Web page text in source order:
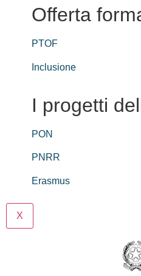
Offerta
PTOF
Inclusione
I progetti
PON
PNRR
Erasmus
X